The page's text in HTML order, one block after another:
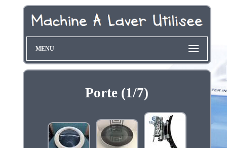
MENU
Porte (1/7)